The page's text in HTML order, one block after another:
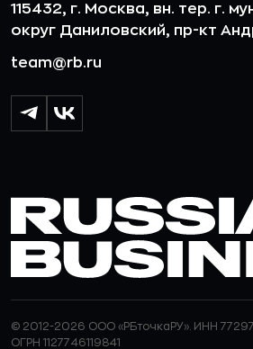
115432, г. Москва, вн. тер. г.
округ Даниловский, пр-кт
team@rb.ru
© 2012-2026 ООО «РБточкаРУ». ИНН
ОГРН 1127746119841